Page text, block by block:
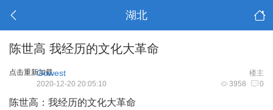
湖北
陈世高 我经历的文化大革命
点击重新加载 楼主
Gowest
3958 0
2020-12-20 20:05:10
陈世高：我经历的文化大革命